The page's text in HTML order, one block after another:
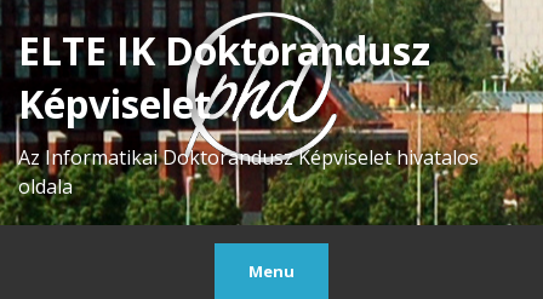
ELTE IK Doktorandusz
Képviselet
Az Informatikai Doktorandusz Képviselet hivatalos
oldala
Menu